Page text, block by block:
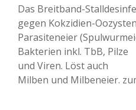
Das Breitband-
gegen Kokzidien-
Parasiteneier
Bakterien inkl. TbB, Pilze
und Viren. Löst auch
Milben und Milbeneier.